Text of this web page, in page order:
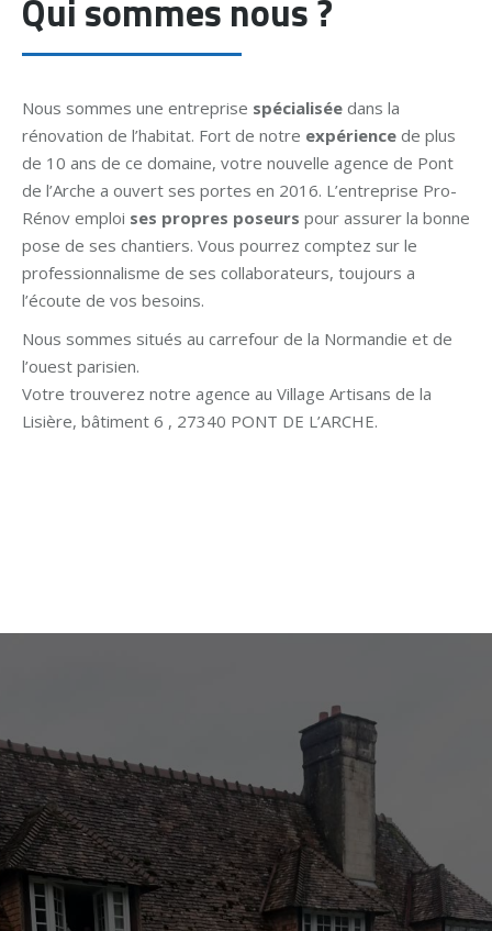
Qui sommes nous ?
Nous sommes une entreprise spécialisée dans la
rénovation de l’habitat. Fort de notre expérience de plus
de 10 ans de ce domaine, votre nouvelle agence de Pont
de l’Arche a ouvert ses portes en 2016. L’entreprise Pro-
Rénov emploi ses propres poseurs pour assurer la bonne
pose de ses chantiers. Vous pourrez comptez sur le
professionnalisme de ses collaborateurs, toujours a
l’écoute de vos besoins.
Nous sommes situés au carrefour de la Normandie et de
l’ouest parisien.
Votre trouverez notre agence au Village Artisans de la
Lisière, bâtiment 6 , 27340 PONT DE L’ARCHE.